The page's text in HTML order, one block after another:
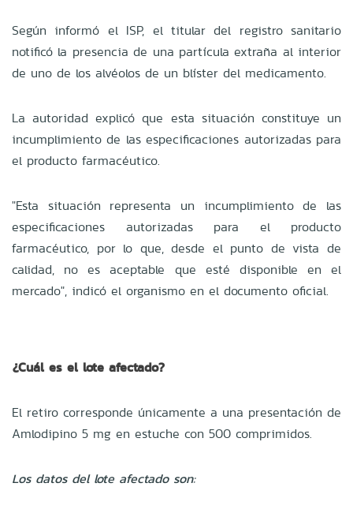
Según informó el ISP, el titular del registro sanitario
notificó la presencia de una partícula extraña al interior
de uno de los alvéolos de un blíster del medicamento.
La autoridad explicó que esta situación constituye un
incumplimiento de las especificaciones autorizadas para
el producto farmacéutico.
"Esta situación representa un incumplimiento de las
especificaciones autorizadas para el producto
farmacéutico, por lo que, desde el punto de vista de
calidad, no es aceptable que esté disponible en el
mercado", indicó el organismo en el documento oficial.
¿Cuál es el lote afectado?
El retiro corresponde únicamente a una presentación de
Amlodipino 5 mg en estuche con 500 comprimidos.
Los datos del lote afectado son: